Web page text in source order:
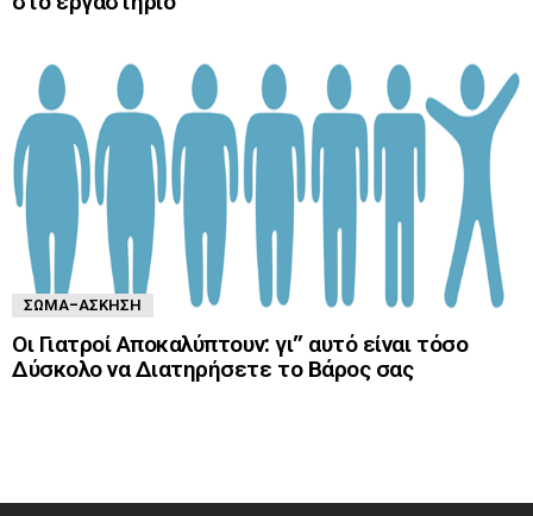
ΣΏΜΑ-ΆΣΚΗΣΗ
Οι Γιατροί Αποκαλύπτουν: γι” αυτό είναι τόσο
Δύσκολο να Διατηρήσετε το Βάρος σας